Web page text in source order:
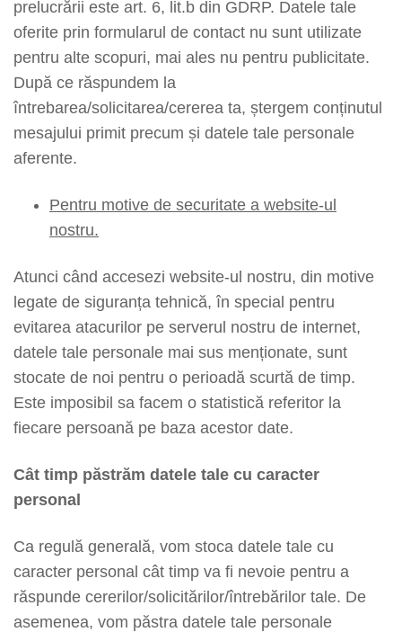
prelucrării este art. 6, lit.b din GDRP. Datele tale
oferite prin formularul de contact nu sunt utilizate
pentru alte scopuri, mai ales nu pentru publicitate.
După ce răspundem la
întrebarea/solicitarea/cererea ta, ștergem conținutul
mesajului primit precum și datele tale personale
aferente.
Pentru motive de securitate a website-ul
nostru.
Atunci când accesezi website-ul nostru, din motive
legate de siguranța tehnică, în special pentru
evitarea atacurilor pe serverul nostru de internet,
datele tale personale mai sus menționate, sunt
stocate de noi pentru o perioadă scurtă de timp.
Este imposibil sa facem o statistică referitor la
fiecare persoană pe baza acestor date.
Cât timp păstrăm datele tale cu caracter
personal
Ca regulă generală, vom stoca datele tale cu
caracter personal cât timp va fi nevoie pentru a
răspunde cererilor/solicitărilor/întrebărilor tale. De
asemenea, vom păstra datele tale personale